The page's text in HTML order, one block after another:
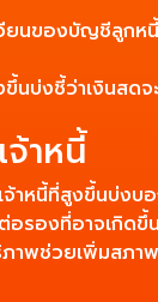
ของบัญชีลูกหนี้
นบ่งชี้ว่าเงินส
าหนี้
หนี้ที่สูงขึ้นบ่งบ
อรองที่อาจเกิดขึ้น
าพช่วยเพิ่มสภ